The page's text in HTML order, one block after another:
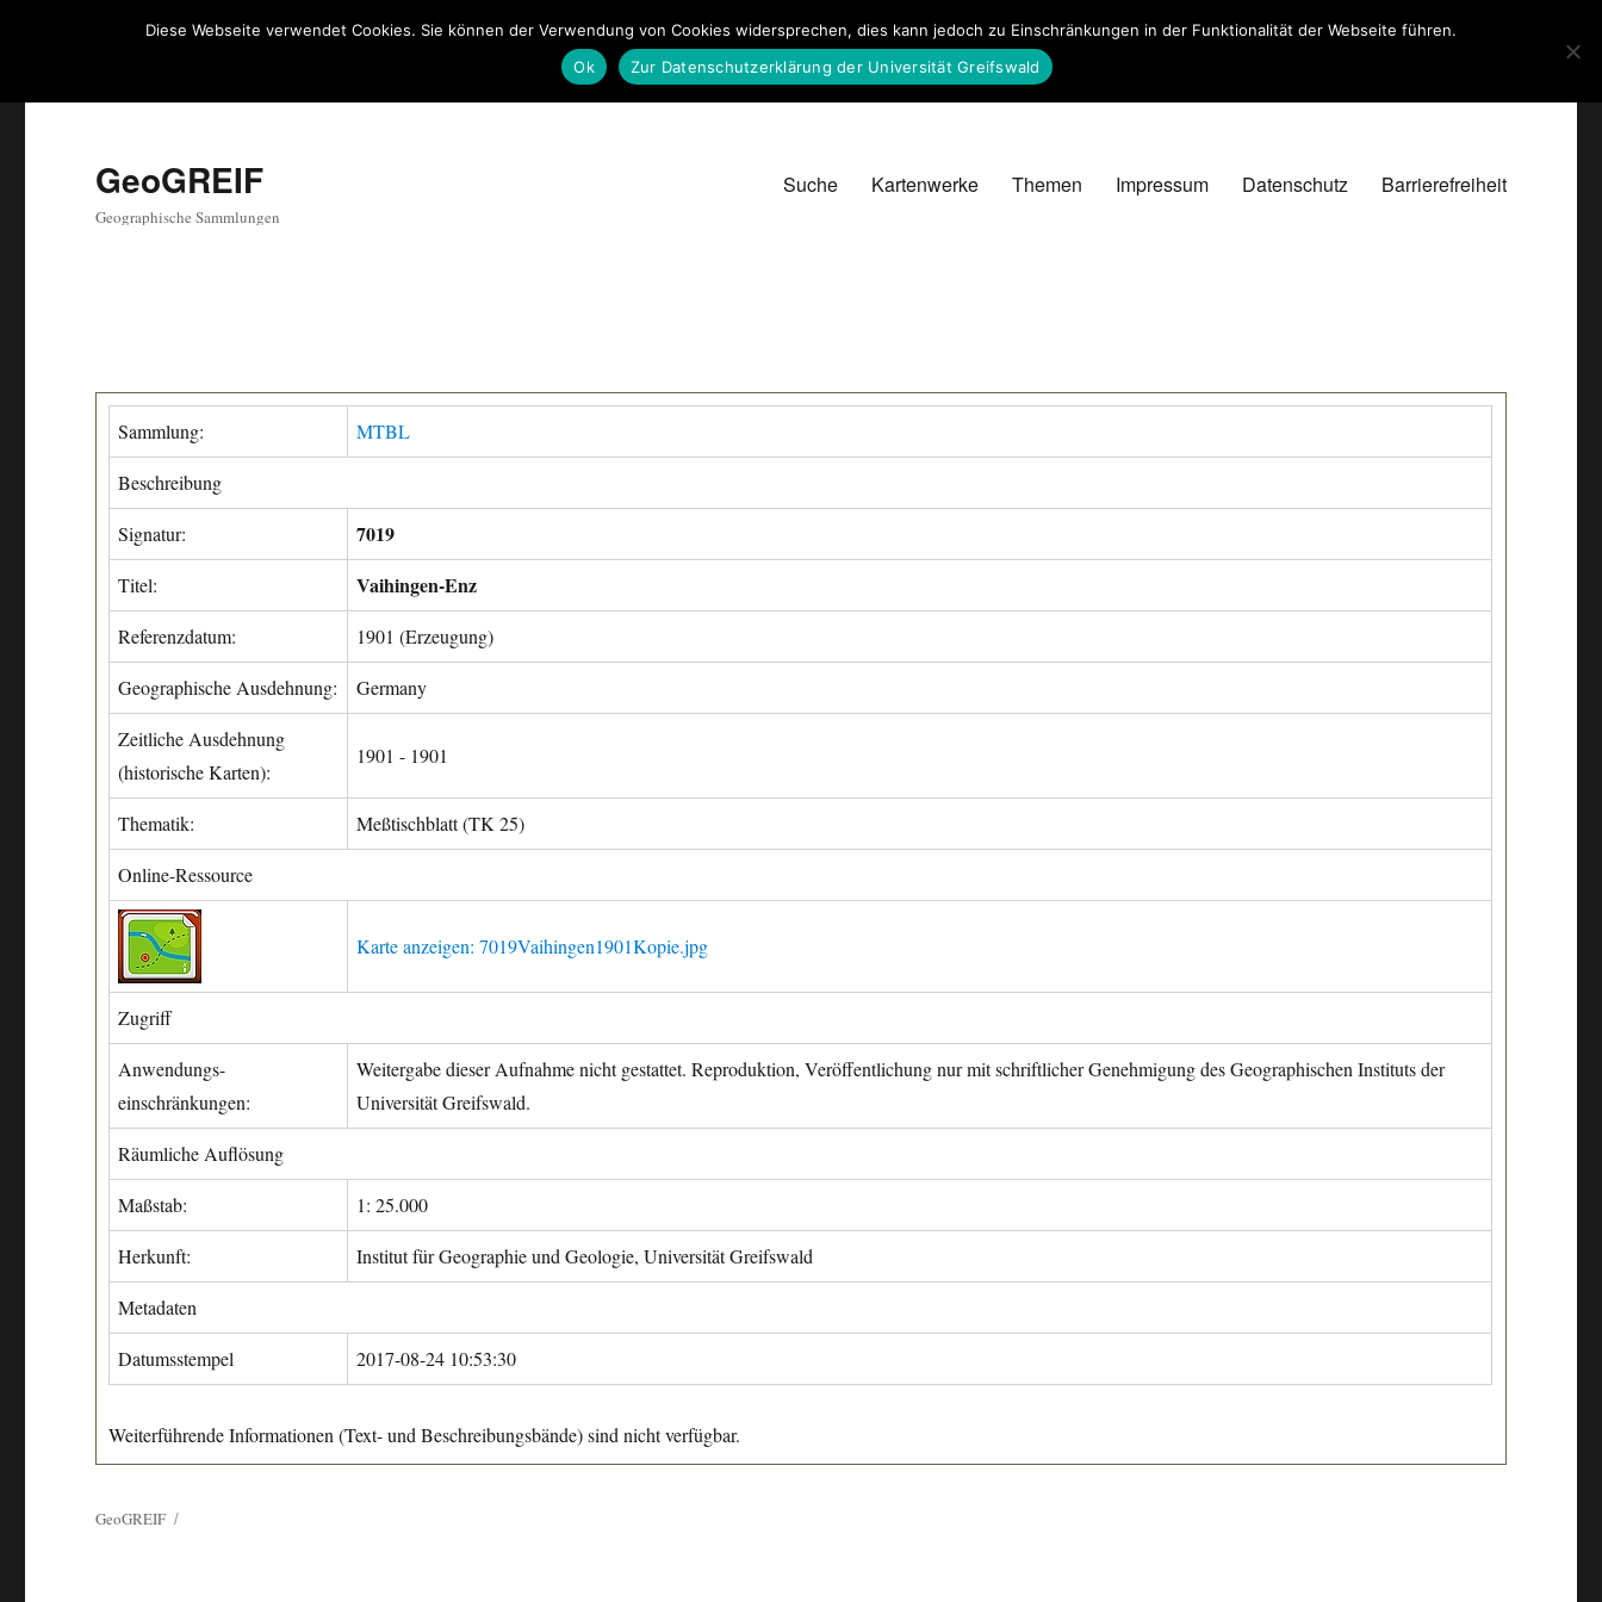
GeoGREIF
Geographische Sammlungen
Suche Kartenwerke Themen Impressum Datenschutz Barrierefreiheit
Sammlung: MTBL
Beschreibung
Signatur: 7019
Titel: Vaihingen-Enz
Referenzdatum: 1901 (Erzeugung)
Geographische Ausdehnung: Germany
Zeitliche Ausdehnung
(historische Karten):
1901 - 1901
Thematik: Meßtischblatt (TK 25)
Online-Ressource
Karte anzeigen: 7019Vaihingen1901Kopie.jpg
Zugriff
Anwendungs-
einschränkungen:
Weitergabe dieser Aufnahme nicht gestattet. Reproduktion, Veröffentlichung nur mit schriftlicher Genehmigung des Geographischen Instituts der
Universität Greifswald.
Räumliche Auflösung
Maßstab: 1: 25.000
Herkunft: Institut für Geographie und Geologie, Universität Greifswald
Metadaten
Datumsstempel 2017-08-24 10:53:30
Weiterführende Informationen (Text- und Beschreibungsbände) sind nicht verfügbar.
GeoGREIF
Diese Webseite verwendet Cookies. Sie können der Verwendung von Cookies widersprechen, dies kann jedoch zu Einschränkungen in der Funktionalität der Webseite führen.
Ok
Zur Datenschutzerklärung der Universität Greifswald